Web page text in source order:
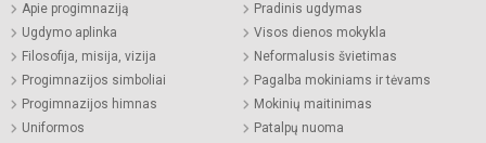
Apie progimnaziją
Ugdymo aplinka
Filosofija, misija, vizija
Progimnazijos simboliai
Progimnazijos himnas
Uniformos
Pradinis ugdymas
Visos dienos mokykla
Neformalusis švietimas
Pagalba mokiniams ir tėvams
Mokinių maitinimas
Patalpų nuoma